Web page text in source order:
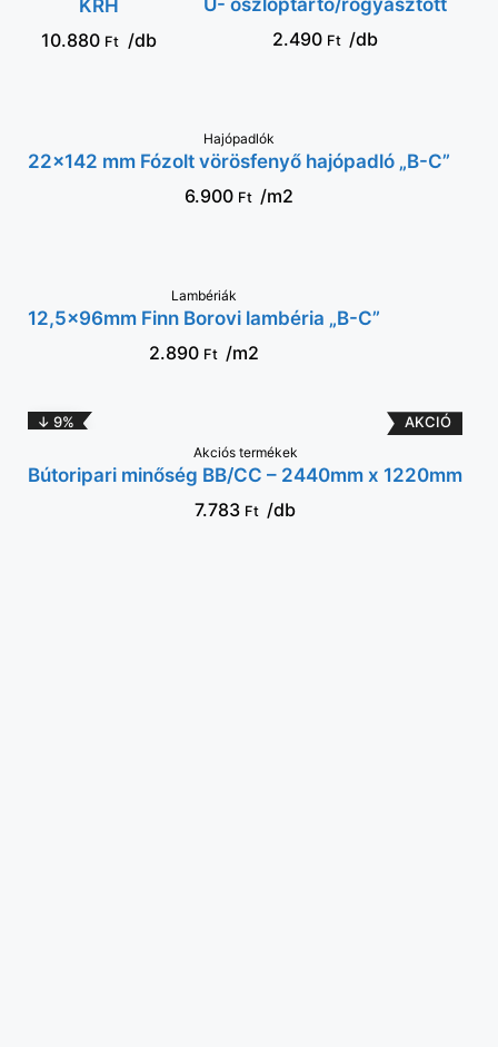
OPCIÓT
KRH
10.880 Ft /db
2.490 Ft /db
VÁLASSZ OPCIÓT
Hajópadlók
22×142 mm Fózolt vörösfenyő hajópadló „B-C”
6.900 Ft /m2
KOSÁRBA
Lambériák
12,5x96mm Finn Borovi lambéria „B-C”
2.890 Ft /m2
↓ 9%
VÁLASSZ OPCIÓT
Akciós termékek
Bútoripari minőség BB/CC – 2440mm x 1220mm
7.783 Ft /db